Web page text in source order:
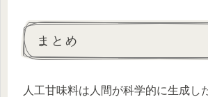
まとめ
人工甘味料は人間が科学的に生成し